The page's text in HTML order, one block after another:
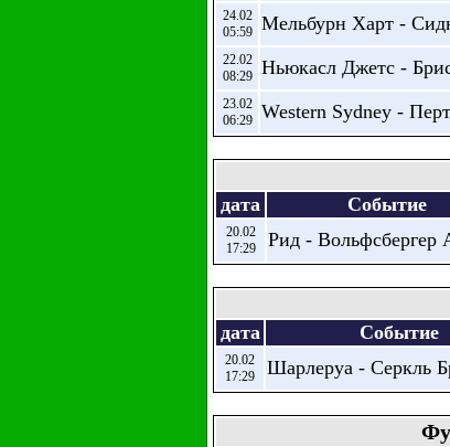
24.02
05:59
Мельбурн Харт -
22.02
08:29
Ньюкасл Джетс -
23.02
06:29
Western Sydney -
дата Событие
20.02
17:29
Рид - Вольфсбергер
дата Событие
20.02
17:29
Шарлеруа - Серкль